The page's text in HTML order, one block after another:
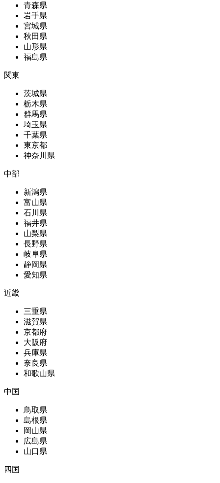
青森県
岩手県
宮城県
秋田県
山形県
福島県
関東
茨城県
栃木県
群馬県
埼玉県
千葉県
東京都
神奈川県
中部
新潟県
富山県
石川県
福井県
山梨県
長野県
岐阜県
静岡県
愛知県
近畿
三重県
滋賀県
京都府
大阪府
兵庫県
奈良県
和歌山県
中国
鳥取県
島根県
岡山県
広島県
山口県
四国